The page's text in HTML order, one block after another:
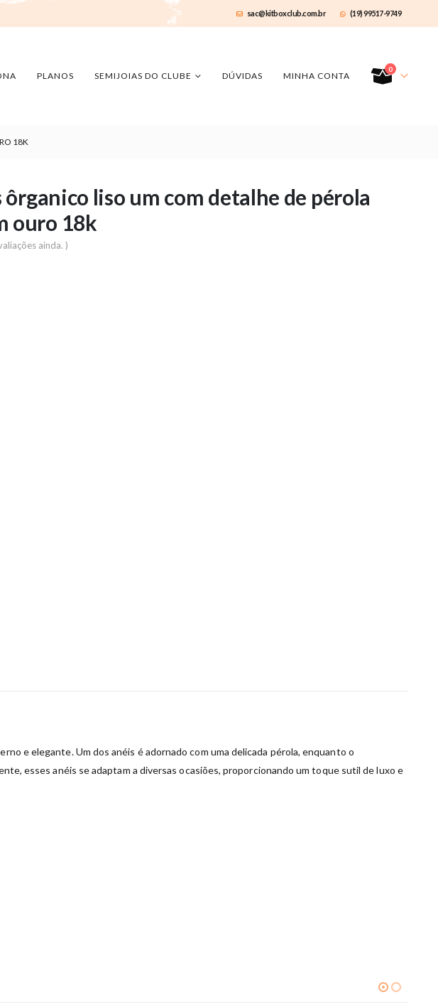
sac@kitboxclub.com.br (19) 99517-9749
PLANOS SEMIJOIAS DO CLUBE DÚVIDAS MINHA CONTA
0
18K
ôrganico liso um com detalhe de pérola
ouro 18k
ainda. )
e elegante. Um dos anéis é adornado com uma delicada pérola, enquanto o
esses anéis se adaptam a diversas ocasiões, proporcionando um toque sutil de luxo e